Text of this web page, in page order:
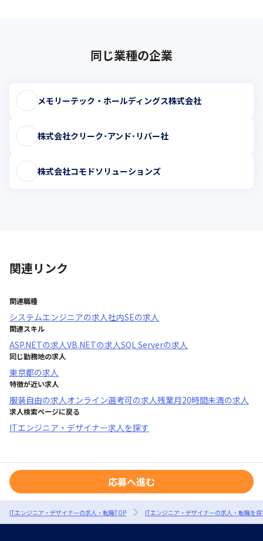
同じ業種の企業
メモリーテック・ホールディングス株式会社
株式会社クリーク･アンド･リバー社
株式会社コモドソリューションズ
関連リンク
関連職種
システムエンジニアの求人社内SEの求人
関連スキル
ASP.NETの求人VB.NETの求人SQL Serverの求人
同じ勤務地の求人
東京都の求人
特徴が近い求人
服装自由の求人オンライン選考可の求人残業月20時間未満の求人
求人検索ページに戻る
ITエンジニア・デザイナー求人を探す
応募へ進む
ITエンジニア・デザイナーの求人・転職TOP ITエンジニア・デザイナーの求人・転職を